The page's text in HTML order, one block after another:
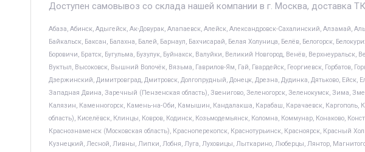
Доступен самовывоз со склада нашей компании в г. Москва, доставка
Абаза, Абинск, Адыгейск, Ак-Довурак, Алапаевск, Алейск, Александровск-Сахалинский, Алзамай,
Байкальск, Баксан, Балахна, Балей, Барнаул, Бахчисарай, Белая Холуница, Белёв, Белогорск,
Боровичи, Братск, Бугульма, Бузулук, Буйнакск, Валуйки, Великий Новгород, Венёв,
Вуктыл, Высоковск, Вышний Волочёк, Вязьма, Гаврилов-Ям, Гай, Гвардейск, Георгиевск, Горбатов,
Дзержинский, Димитровград, Дмитровск, Долгопрудный, Донецк, Дрезна, Дудинка, Дятьково,
Западная Двина, Заречный (Пензенская область), Звенигово, Зеленогорск, Зеленокумск, Зима,
Калязин, Каменногорск, Камень-на-Оби, Камышин, Кандалакша, Карабаш, Карачаевск,
область), Киселёвск, Клинцы, Ковров, Кодинск, Козьмодемьянск, Коломна, Коммунар, Конаково,
Краснознаменск (Московская область), Красноперекопск, Краснотурьинск, Красноярск,
Кузнецкий, Лесной, Ливны, Липки, Лобня, Луга, Луховицы, Лыткарино, Люберцы, Лянтор,